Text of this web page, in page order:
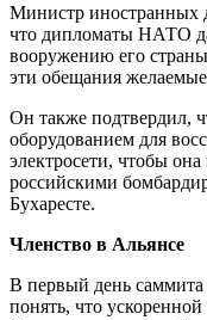
Министр иностранных
что дипломаты НАТО
вооружению его
эти обещания
Он также подтвердил,
оборудованием для
электросети, чтобы
российскими
Бухаресте.
Членство в Альянсе
В первый день
понять, что